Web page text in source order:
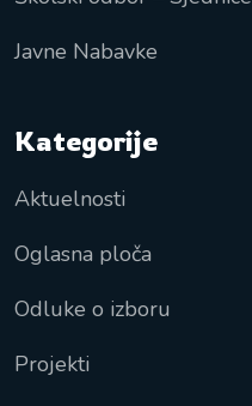
Javne Nabavke
Kategorije
Aktuelnosti
Oglasna ploča
Odluke o izboru
Projekti